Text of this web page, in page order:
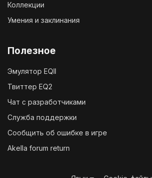
Коллекции
Умения и заклинания
Полезное
Эмулятор EQII
Твиттер EQ2
Чат с разработчиками
Служба поддержки
Сообщить об ошибке в игре
Akella forum return